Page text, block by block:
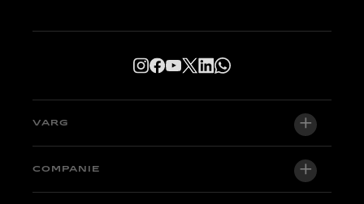
VARG
VARG EX
COMPANIE